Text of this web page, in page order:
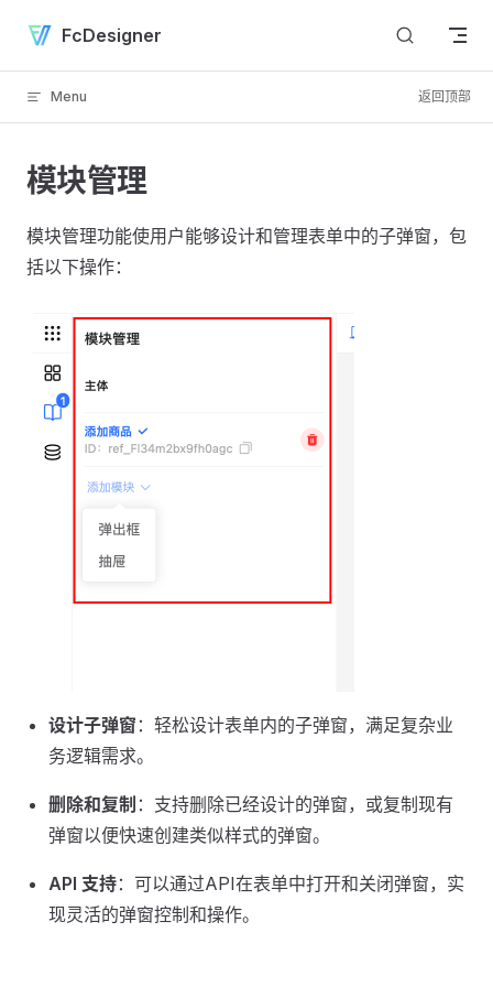
Skip to content
FcDesigner
Menu 返回顶部
模块管理
模块管理功能使用户能够设计和管理表单中的子弹窗，包
括以下操作：
设计子弹窗 ：轻松设计表单内的子弹窗，满足复杂业
务逻辑需求。
删除和复制 ：支持删除已经设计的弹窗，或复制现有
弹窗以便快速创建类似样式的弹窗。
API 支持：可以通过API在表单中打开和关闭弹窗，实
现灵活的弹窗控制和操作。